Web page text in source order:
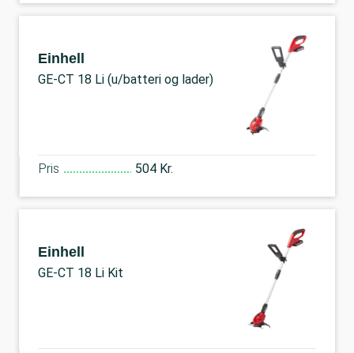
Einhell
GE-CT 18 Li (u/batteri og lader)
Pris 504 Kr.
Einhell
GE-CT 18 Li Kit